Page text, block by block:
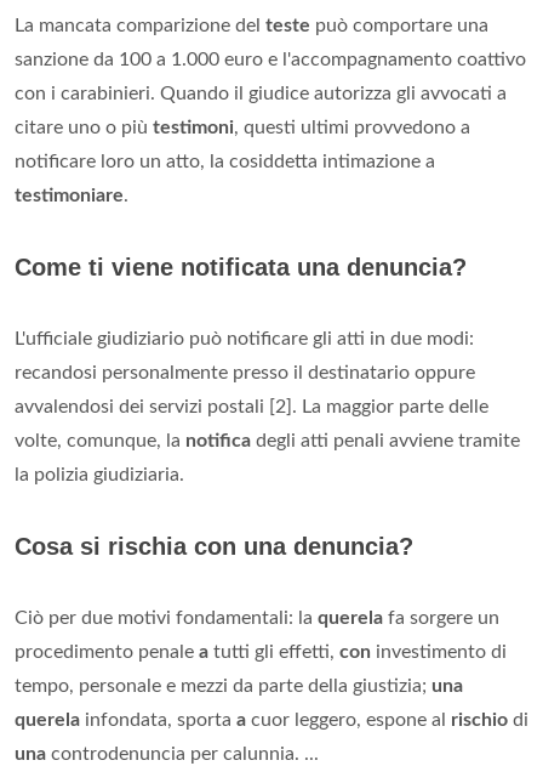
La mancata comparizione del teste può comportare una
sanzione da 100 a 1.000 euro e l'accompagnamento coattivo
con i carabinieri. Quando il giudice autorizza gli avvocati a
citare uno o più testimoni, questi ultimi provvedono a
notificare loro un atto, la cosiddetta intimazione a
testimoniare.
Come ti viene notificata una denuncia?
L'ufficiale giudiziario può notificare gli atti in due modi:
recandosi personalmente presso il destinatario oppure
avvalendosi dei servizi postali [2]. La maggior parte delle
volte, comunque, la notifica degli atti penali avviene tramite
la polizia giudiziaria.
Cosa si rischia con una denuncia?
Ciò per due motivi fondamentali: la querela fa sorgere un
procedimento penale a tutti gli effetti, con investimento di
tempo, personale e mezzi da parte della giustizia; una
querela infondata, sporta a cuor leggero, espone al rischio di
una controdenuncia per calunnia. ...